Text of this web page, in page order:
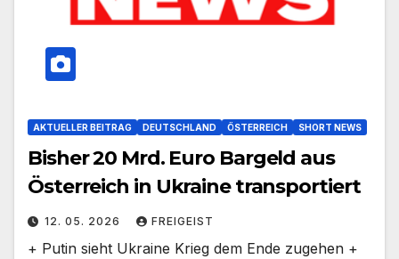
AKTUELLER BEITRAG DEUTSCHLAND ÖSTERREICH SHORT NEWS
Bisher 20 Mrd. Euro Bargeld aus
Österreich in Ukraine transportiert
12. 05. 2026 FREIGEIST
+ Putin sieht Ukraine Krieg dem Ende zugehen +